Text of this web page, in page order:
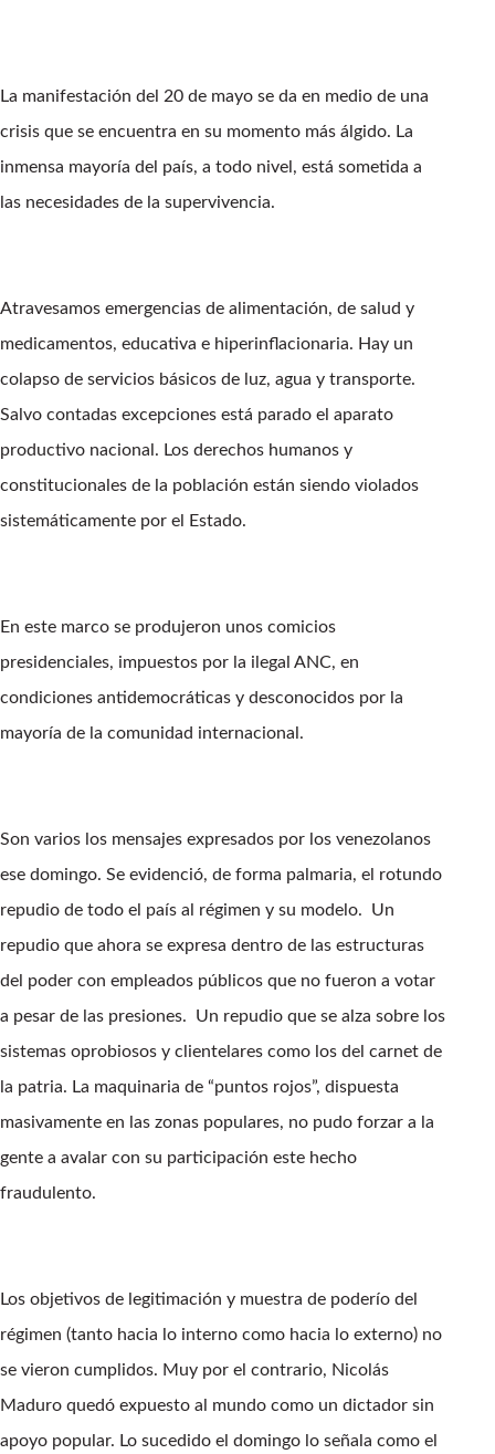
La manifestación del 20 de mayo se da en medio de una
crisis que se encuentra en su momento más álgido. La
inmensa mayoría del país, a todo nivel, está sometida a
las necesidades de la supervivencia.
Atravesamos emergencias de alimentación, de salud y
medicamentos, educativa e hiperinflacionaria. Hay un
colapso de servicios básicos de luz, agua y transporte.
Salvo contadas excepciones está parado el aparato
productivo nacional. Los derechos humanos y
constitucionales de la población están siendo violados
sistemáticamente por el Estado.
En este marco se produjeron unos comicios
presidenciales, impuestos por la ilegal ANC, en
condiciones antidemocráticas y desconocidos por la
mayoría de la comunidad internacional.
Son varios los mensajes expresados por los venezolanos
ese domingo. Se evidenció, de forma palmaria, el rotundo
repudio de todo el país al régimen y su modelo. Un
repudio que ahora se expresa dentro de las estructuras
del poder con empleados públicos que no fueron a votar
a pesar de las presiones. Un repudio que se alza sobre los
sistemas oprobiosos y clientelares como los del carnet de
la patria. La maquinaria de “puntos rojos”, dispuesta
masivamente en las zonas populares, no pudo forzar a la
gente a avalar con su participación este hecho
fraudulento.
Los objetivos de legitimación y muestra de poderío del
régimen (tanto hacia lo interno como hacia lo externo) no
se vieron cumplidos. Muy por el contrario, Nicolás
Maduro quedó expuesto al mundo como un dictador sin
apoyo popular. Lo sucedido el domingo lo señala como el